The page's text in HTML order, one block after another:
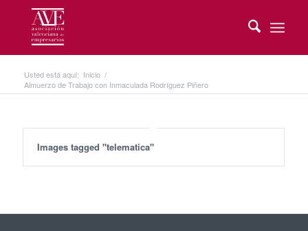
Usted está aquí: Inicio /
Almuerzo de Trabajo con Inmaculada Rodríguez Piñero
Images tagged "telematica"